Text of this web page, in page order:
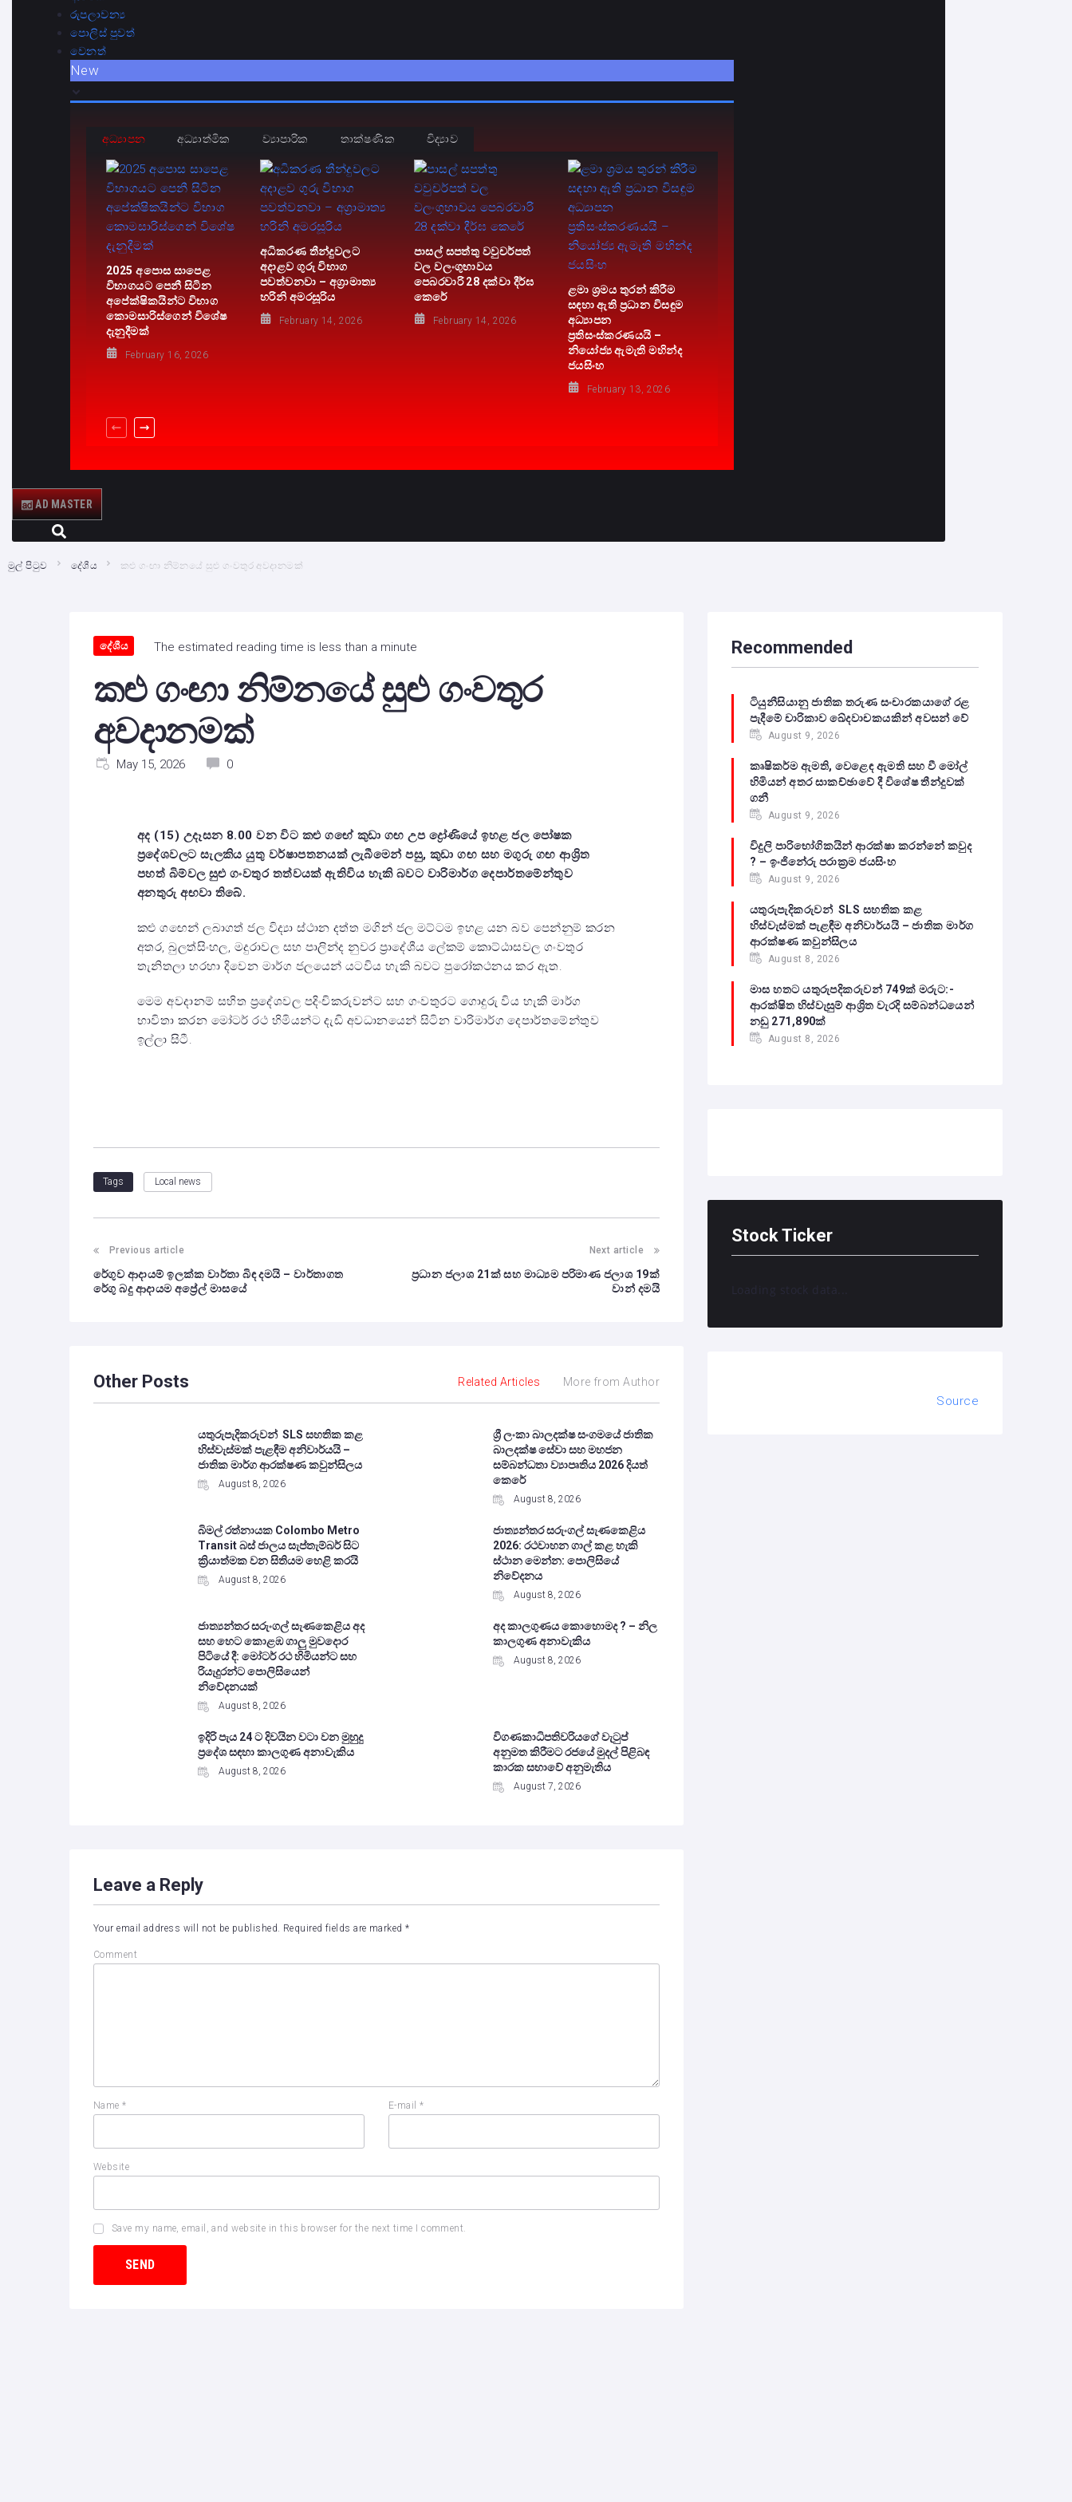
රුපලාවන්‍ය
පොලිස් පුවත්
වෙනත්
New
අධ්‍යාපන අධ්‍යාත්මික ව්‍යාපාරික තාක්ෂණික විද්‍යාව
2025 අපොස සාපෙළ
විභාගයට පෙනී සිටින
අපේක්ෂිකයින්ට විභාග
කොමසාරිස්ගෙන් විශේෂ
දැනුදීමක්
February 16, 2026
අධිකරණ තීන්දුවලට
අදාළව ගුරු විභාග
පවත්වනවා – අග්‍රාමාත්‍ය
හරිනි අමරසූරිය
February 14, 2026
පාසල් සපත්තු වවුචර්පත්
වල වලංගුභාවය
පෙබරවාරි 28 දක්වා දීර්ඝ
කෙරේ
February 14, 2026
ළමා ශ්‍රමය තුරන් කිරීම
සඳහා ඇති ප්‍රධාන විසඳුම
අධ්‍යාපන
ප්‍රතිසංස්කරණයයි –
නියෝජ්‍ය ඇමැති මහින්ද
ජයසිංහ
February 13, 2026
AD MASTER
මුල් පිටුව දේශීය කළු ගංඟා නිම්නයේ සුළු ගංවතුර අවදානමක්
දේශීය The estimated reading time is less than a minute
කළු ගංඟා නිම්නයේ සුළු ගංවතුර
අවදානමක්
May 15, 2026 0
අද (15) උදෑසන 8.00 වන විට කළු ගඟේ කුඩා ගඟ උප ද්‍රෝණියේ ඉහළ ජල පෝෂක
ප්‍රදේශවලට සැලකිය යුතු වර්ෂාපතනයක් ලැබීමෙන් පසු, කුඩා ගඟ සහ මගුරු ගඟ ආශ්‍රිත
පහත් බිම්වල සුළු ගංවතුර තත්වයක් ඇතිවිය හැකි බවට වාරිමාර්ග දෙපාර්තමේන්තුව
අනතුරු අඟවා තිබේ.
කළු ගඟෙන් ලබාගත් ජල විද්‍යා ස්ථාන දත්ත මගින් ජල මට්ටම ඉහළ යන බව පෙන්නුම් කරන
අතර, බුලත්සිංහල, මදුරාවල සහ පාලින්ද නුවර ප්‍රාදේශීය ලේකම් කොට්ඨාසවල ගංවතුර
තැනිතලා හරහා දිවෙන මාර්ග ජලයෙන් යටවිය හැකි බවට පුරෝකථනය කර ඇත.
මෙම අවදානම් සහිත ප්‍රදේශවල පදිංචිකරුවන්ට සහ ගංවතුරට ගොදුරු විය හැකි මාර්ග
භාවිතා කරන මෝටර් රථ හිමියන්ට දැඩි අවධානයෙන් සිටින වාරිමාර්ග දෙපාර්තමේන්තුව
ඉල්ලා සිටී.
Tags Local news
Post
navigation
Previous article
රේගුව ආදායම් ඉලක්ක වාර්තා බිඳ දමයි – වාර්තාගත
රේගු බදු ආදායම අප්‍රේල් මාසයේ
Next article
ප්‍රධාන ජලාශ 21ක් සහ මාධ්‍යම පරිමාණ ජලාශ 19ක්
වාන් දමයි
Other Posts Related Articles More from Author
යතුරුපැදිකරුවන් SLS සහතික කළ
හිස්වැස්මක් පැළඳීම අනිවාර්යයි –
ජාතික මාර්ග ආරක්ෂණ කවුන්සිලය
August 8, 2026
ශ්‍රී ලංකා බාලදක්ෂ සංගමයේ ජාතික
බාලදක්ෂ සේවා සහ මහජන
සම්බන්ධතා ව්‍යාපෘතිය 2026 දියත්
කෙරේ
August 8, 2026
බිමල් රත්නායක Colombo Metro
Transit බස් ජාලය සැප්තැම්බර් සිට
ක්‍රියාත්මක වන සිතියම හෙළි කරයි
August 8, 2026
ජාත්‍යන්තර සරුංගල් සැණකෙළිය
2026: රථවාහන ගාල් කළ හැකි
ස්ථාන මෙන්න: පොලිසියේ
නිවේදනය
August 8, 2026
ජාත්‍යන්තර සරුංගල් සැණකෙළිය අද
සහ හෙට කොළඹ ගාලු මුවදොර
පිටියේ දී: මෝටර් රථ හිමියන්ට සහ
රියැදුරන්ට පොලිසියෙන්
නිවේදනයක්
August 8, 2026
අද කාලගුණය කොහොමද ? – නිල
කාලගුණ අනාවැකිය
August 8, 2026
ඉදිරි පැය 24 ට දිවයින වටා වන මුහුදු
ප්‍රදේශ සඳහා කාලගුණ අනාවැකිය
August 8, 2026
විගණකාධිපතිවරියගේ වැටුප්
අනුමත කිරීමට රජයේ මුදල් පිළිබඳ
කාරක සභාවේ අනුමැතිය
August 7, 2026
Leave a Reply
Your email address will not be published. Required fields are marked*
Comment
Name* E-mail*
Website
Save my name, email, and website in this browser for the next time I comment.
Recommended
ටියුනීසියානු ජාතික තරුණ සංචාරකයාගේ රළ
පැදීමේ චාරිකාව ඛේදවාචකයකින් අවසන් වේ‍
August 9, 2026
කෘෂිකර්ම ඇමති, වෙළෙඳ ඇමති සහ වී මෝල්
හිමියන් අතර සාකච්ඡාවේ දී විශේෂ තීන්දුවක්
ගනී
August 9, 2026
විදුලි පාරිභෝගිකයින් ආරක්ෂා කරන්නේ කවුද
? – ඉංජිනේරු පරාක්‍රම ජයසිංහ
August 9, 2026
යතුරුපැදිකරුවන් SLS සහතික කළ
හිස්වැස්මක් පැළඳීම අනිවාර්යයි – ජාතික මාර්ග
ආරක්ෂණ කවුන්සිලය
August 8, 2026
මාස හතට යතුරුපදිකරුවන් 749ක් මරුට:-
ආරක්ෂිත හිස්වැසුම් ආශ්‍රිත වැරදි සම්බන්ධයෙන්
නඩු 271,890ක්
August 8, 2026
Stock Ticker
Loading stock data...
Source